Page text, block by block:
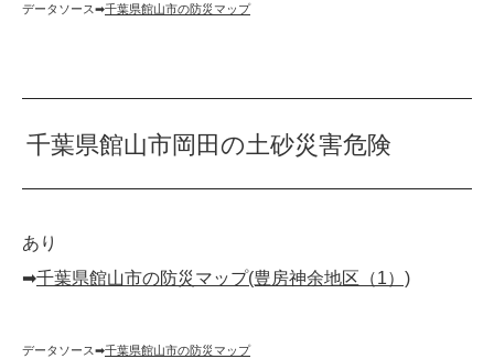
データソース➡︎千葉県館山市の防災マップ
千葉県館山市岡田の土砂災害危険
あり
➡︎千葉県館山市の防災マップ(豊房神余地区（1）)
データソース➡︎千葉県館山市の防災マップ